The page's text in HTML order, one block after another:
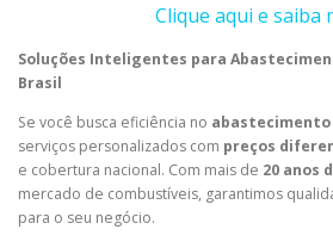
Clique aqui e saiba
Soluções Inteligentes para
Brasil
Se você busca eficiência no
serviços personalizados com preços
e cobertura nacional. Com mais de 20 anos
mercado de combustíveis, garantimos
para o seu negócio.